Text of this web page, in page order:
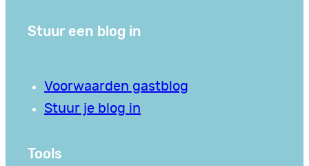
Stuur een blog in
Voorwaarden gastblog
Stuur je blog in
Tools